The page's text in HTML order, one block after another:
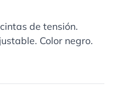
de tensión.
Color negro.